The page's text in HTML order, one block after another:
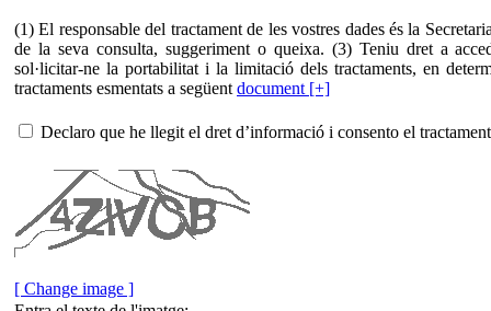
(1) El responsable del tractament de les vostres dades és la
de la seva consulta, suggeriment o queixa. (3) Teniu dret a
sol·licitar-ne la portabilitat i la limitació dels tractaments, en
tractaments esmentats a següent document [+]
Declaro que he llegit el dret d’informació i consento el
[ Change image ]